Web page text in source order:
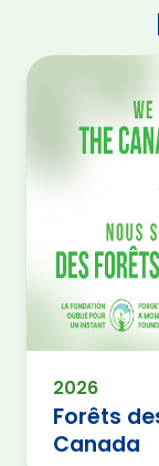
2026
Forêts
Canada